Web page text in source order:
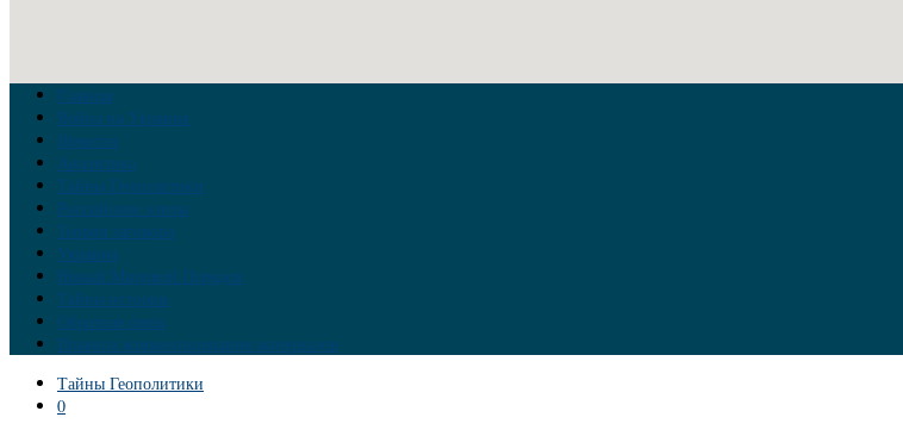
Главная
Война на Украине
Новости
Аналитика
Тайны Геополитики
Российские элиты
Теория заговора
Украина
Новый Мировой Порядок
Тайны истории
Обратная связь
Правила комментирования материалов
Тайны Геополитики
0